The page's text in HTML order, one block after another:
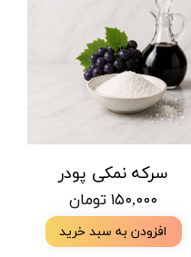
سرکه نمکی پودر
۱۵۰,۰۰۰ تومان
افزودن به سبد خرید